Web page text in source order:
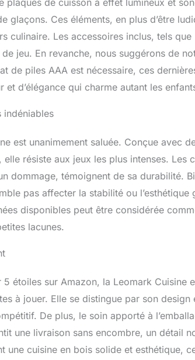
plaques de cuisson à effet lumineux et
glaçons. Ces éléments, en plus d’être
culinaire. Les accessoires inclus, tels
jeu. En revanche, nous suggérons de
de piles AAA est nécessaire, ces
d’élégance qui charme autant les
indéniables
est unanimement saluée. Conçue avec
résiste aux jeux les plus intenses. Les
dommage, témoignent de sa durabilité.
pas affecter la stabilité ou l’esthétique
disponibles peut être considérée
lacunes.
étoiles sur Amazon, la Leomark Cuisine
à jouer. Elle se distingue par son
De plus, le soin apporté à
une livraison sans encombre, un détail
une cuisine en bois solide et esthétique,